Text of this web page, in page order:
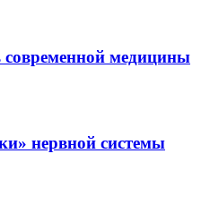
современной медицины
нервной системы